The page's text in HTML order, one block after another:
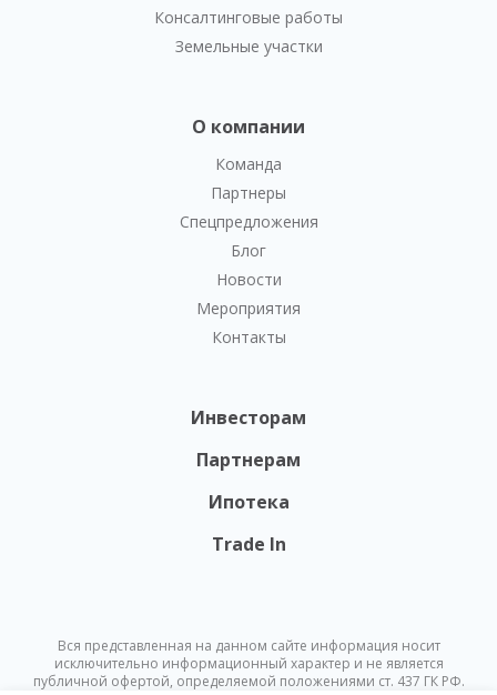
Консалтинговые работы
Земельные участки
О компании
Команда
Партнеры
Спецпредложения
Блог
Новости
Мероприятия
Контакты
Инвесторам
Партнерам
Ипотека
Trade In
Вся представленная на данном сайте информация носит
исключительно информационный характер и не является
публичной офертой, определяемой положениями ст. 437 ГК РФ.